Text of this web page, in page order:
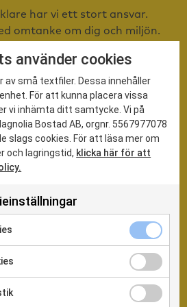
har vi ett stort ansvar.
omtanke om dig och miljön.
en sund och hållbar
Bostad sätter boendet i
och effektivt på
ska trivas och ha råd att
ha en tilltalande utsida
hem ska vara en plats att
har vi alltid med oss
vi utvecklar nya
annat arbetar vi efter
handbok för planering av säkra
använder cookies
av små textfiler. Dessa innehåller
För att kunna placera vissa
vi inhämta ditt samtycke. Vi på
Bostad AB, orgnr. 5567977078
slags cookies. För att läsa mer om
och lagringstid, klicka här för att
till användning av Nödvändiga
till användning av Funktionella
Cookies